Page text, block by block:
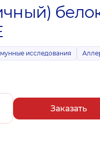
исследования
Заказать